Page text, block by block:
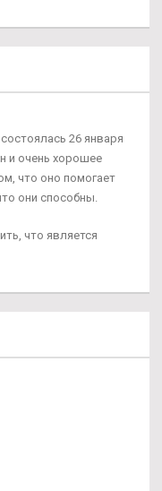
26 января
и очень хорошее
что оно помогает
они способны.
что является